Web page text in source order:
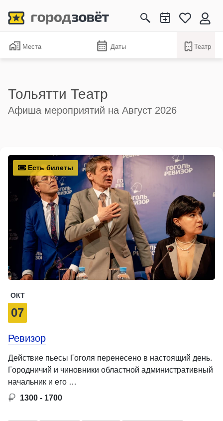
Места Даты Театр
Тольятти Театр
Афиша мероприятий на Август 2026
Есть билеты
ОКТ
07
Ревизор
Действие пьесы Гоголя перенесено в настоящий день.
Городничий и чиновники областной административный
начальник и его …
1300 - 1700